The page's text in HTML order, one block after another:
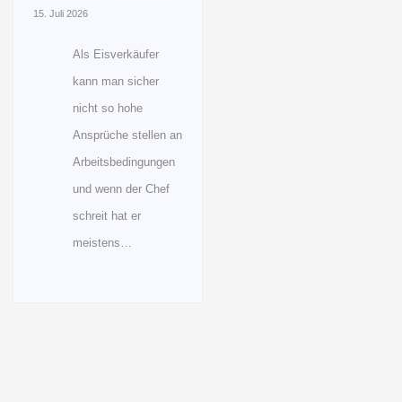
15. Juli 2026
Als Eisverkäufer
kann man sicher
nicht so hohe
Ansprüche stellen an
Arbeitsbedingungen
und wenn der Chef
schreit hat er
meistens…